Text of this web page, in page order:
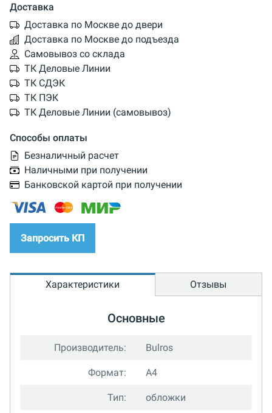
Доставка
Доставка по Москве до двери
Доставка по Москве до подъезда
Самовывоз со склада
ТК Деловые Линии
ТК СДЭК
ТК ПЭК
ТК Деловые Линии (самовывоз)
Способы оплаты
Безналичный расчет
Наличными при получении
Банковской картой при получении
Запросить КП
Характеристики Отзывы
Основные
Производитель: Bulros
Формат: A4
Тип: обложки